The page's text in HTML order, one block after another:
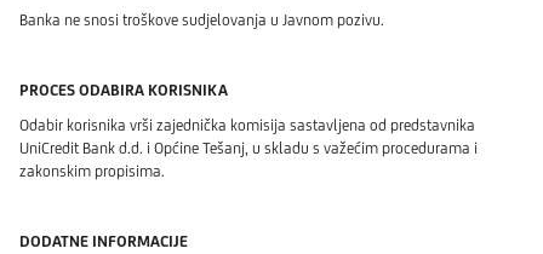
Banka ne snosi troškove sudjelovanja u Javnom pozivu.
PROCES ODABIRA KORISNIKA
Odabir korisnika vrši zajednička komisija sastavljena od predstavnika
UniCredit Bank d.d. i Općine Tešanj, u skladu s važećim procedurama i
zakonskim propisima.
DODATNE INFORMACIJE